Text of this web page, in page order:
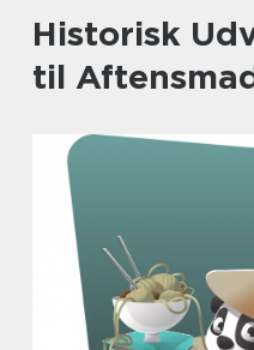
Historisk
til